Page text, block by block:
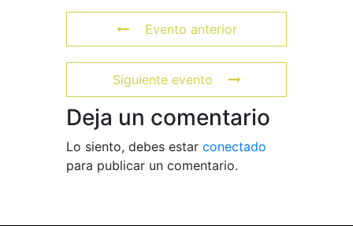
Evento anterior
Siguiente evento
Deja un comentario
Lo siento, debes estar conectado
para publicar un comentario.